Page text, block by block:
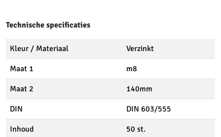
Technische specificaties
Kleur / Materiaal Verzinkt
Maat 1 m8
Maat 2 140mm
DIN DIN 603/555
Inhoud 50 st.